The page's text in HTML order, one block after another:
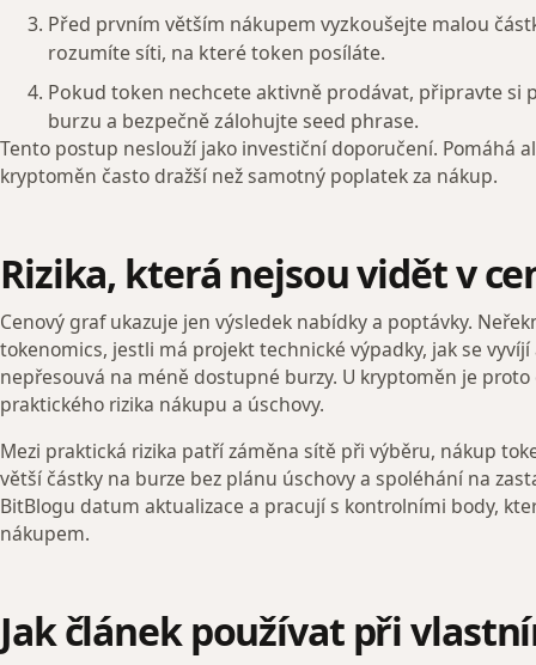
Před prvním větším nákupem vyzkoušejte malou
rozumíte síti, na které token posíláte.
Pokud token nechcete aktivně prodávat, připravte si
burzu a bezpečně zálohujte seed phrase.
Tento postup neslouží jako investiční doporučení. Pomáhá
kryptoměn často dražší než samotný poplatek za nákup.
Rizika, která nejsou vidět v
Cenový graf ukazuje jen výsledek nabídky a poptávky.
tokenomics, jestli má projekt technické výpadky, jak se
nepřesouvá na méně dostupné burzy. U kryptoměn je
praktického rizika nákupu a úschovy.
Mezi praktická rizika patří záměna sítě při výběru, nákup
větší částky na burze bez plánu úschovy a spoléhání na
BitBlogu datum aktualizace a pracují s kontrolními body,
nákupem.
Jak článek používat při